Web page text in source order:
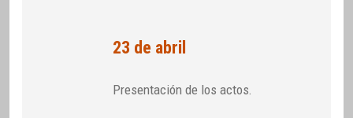
23 de abril
Presentación de los actos.